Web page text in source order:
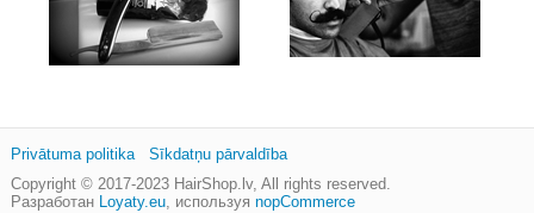
Copyright © 2017-2023 HairShop.lv, All rights reserved.
Разработан Loyaty.eu, используя nopCommerce
Privātuma politika Sīkdatņu pārvaldība